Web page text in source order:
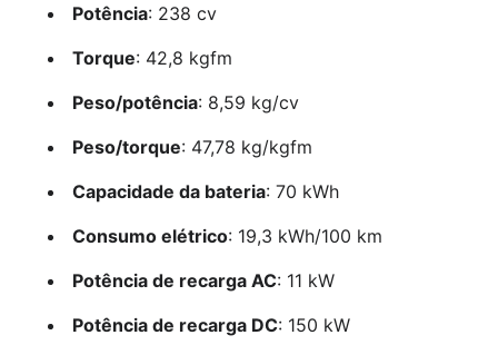
Potência: 238 cv
Torque: 42,8 kgfm
Peso/potência: 8,59 kg/cv
Peso/torque: 47,78 kg/kgfm
Capacidade da bateria: 70 kWh
Consumo elétrico: 19,3 kWh/100 km
Potência de recarga AC: 11 kW
Potência de recarga DC: 150 kW